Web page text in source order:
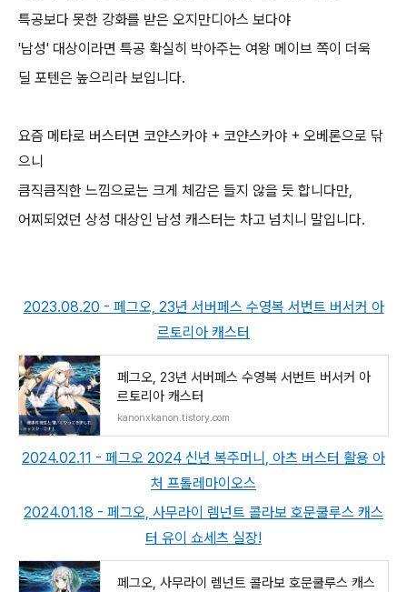
특공보다 못한 강화를 받은 오지만디아스 보다야
'남성' 대상이라면 특공 확실히 박아주는 여왕 메이브 쪽이 더욱
딜 포텐은 높으리라 보입니다.
요즘 메타로 버스터면 코얀스카야 + 코얀스카야 + 오베론으로 닦
으니
큼직큼직한 느낌으로는 크게 체감은 들지 않을 듯 합니다만,
어찌되었던 상성 대상인 남성 캐스터는 차고 넘치니 말입니다.
2023.08.20 - 페그오, 23년 서버페스 수영복 서번트 버서커 아
르토리아 캐스터
페그오, 23년 서버페스 수영복 서번트 버서커 아
르토리아 캐스터
kanonxkanon.tistory.com
2024.02.11 - 페그오 2024 신년 복주머니, 아츠 버스터 활용 아
처 프톨레마이오스
2024.01.18 - 페그오, 사무라이 렘넌트 콜라보 호문쿨루스 캐스
터 유이 쇼세츠 실장!
페그오, 사무라이 렘넌트 콜라보 호문쿨루스 캐스